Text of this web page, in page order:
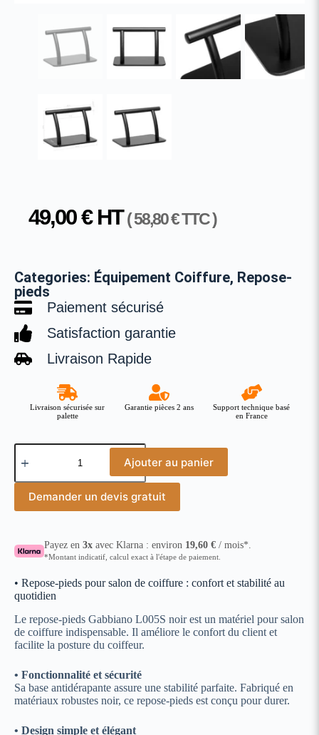
49,00€HT (58,80€TTC )
Categories: Équipement Coiffure, Repose-
pieds
Paiement sécurisé
Satisfaction garantie
Livraison Rapide
Livraison sécurisée sur
palette
Garantie pièces 2 ans
Support technique basé
en France
Ajouter au panier
Demander un devis gratuit
Payez en3x avec Klarna : environ 19,60€ / mois*.
*Montant indicatif, calcul exact à l'étape de paiement.
• Repose-pieds pour salon de coiffure : confort et stabilité au
quotidien
Le repose-pieds Gabbiano L005S noir est un matériel pour salon
de coiffure indispensable. Il améliore le confort du client et
facilite la posture du coiffeur.
• Fonctionnalité et sécurité
Sa base antidérapante assure une stabilité parfaite. Fabriqué en
matériaux robustes noir, ce repose-pieds est conçu pour durer.
• Design simple et élégant